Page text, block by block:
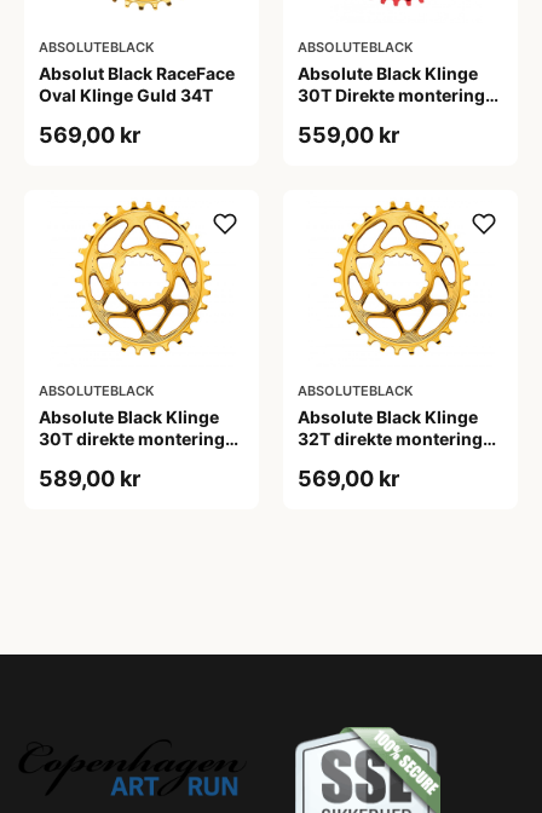
ABSOLUTEBLACK
Absolut Black RaceFace
Oval Klinge Guld 34T
569,00 kr
ABSOLUTEBLACK
Absolute Black Klinge
30T Direkte montering
Rød
559,00 kr
ABSOLUTEBLACK
Absolute Black Klinge
30T direkte montering
589,00 kr
ABSOLUTEBLACK
Absolute Black Klinge
32T direkte montering
569,00 kr